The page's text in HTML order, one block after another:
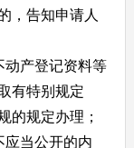
，告知申请人
产登记资料等
有特别规定
的规定办理；
当公开的内